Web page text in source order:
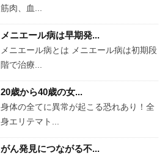
筋肉、血...
メニエール病は早期発...
メニエール病とは メニエール病は初期段
階で治療...
20歳から40歳の女...
身体の全てに異常が起こる恐れあり！全
身エリテマト...
がん発見につながる不...